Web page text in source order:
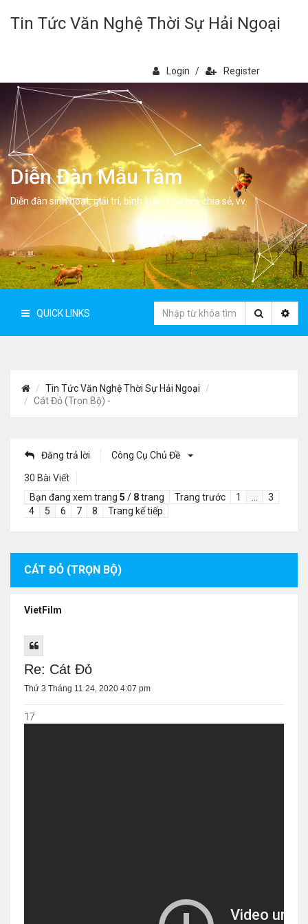
Tin Tức Văn Nghệ Thời Sự Hải Ngoại
Login / Register
Diễn Đàn Mẫu Tâm
Diễn đàn sinh hoạt, giải trí, bình luân, học hỏi, chia sẻ, vv.
QUICK LINKS
Tin Tức Văn Nghệ Thời Sự Hải Ngoại
Cát Đỏ (Trọn Bộ) -
Đăng trả lời Công Cụ Chủ Đề
30 Bài Viết
Bạn đang xem trang 5 / 8trang Trang trước 1
3
4
5 6 7 8 Trang kế tiếp
CÁT ĐỎ (TRỌN BỘ)
VietFilm
Re: Cát Đỏ
Thứ 3 Tháng 11 24, 2020 4:07 pm
17